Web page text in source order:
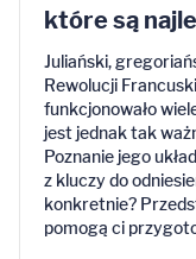
które są
Juliański,
Rewolucji
funkcjonowało
jest jednak tak
Poznanie jego
z kluczy do
konkretnie?
pomogą ci